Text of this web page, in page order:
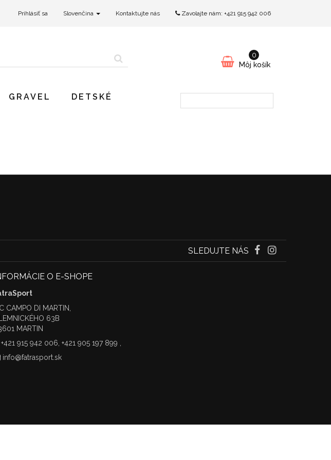
Prihlásiť sa Slovenčina Kontaktujte nás Zavolajte nám: +421 915 942 006
Môj košík
0
GRAVEL DETSKÉ
SLEDUJTE NÁS
O E-SHOPE
CAMPO DI MARTIN,
63B
MARTIN
+421 915 942 006, +421 905 197 899 ,
info@fatrasport.sk